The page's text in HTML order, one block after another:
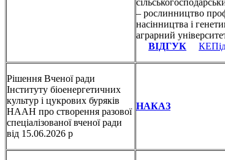
– рослинництво
насінництва і
аграрний
ВІДГУК
Рішення Вченої ради
Інституту біоенергетичних
культур і цукрових буряків
НААН про створення разової
спеціалізованої вченої ради
від 15.06.2026 р
НАКАЗ